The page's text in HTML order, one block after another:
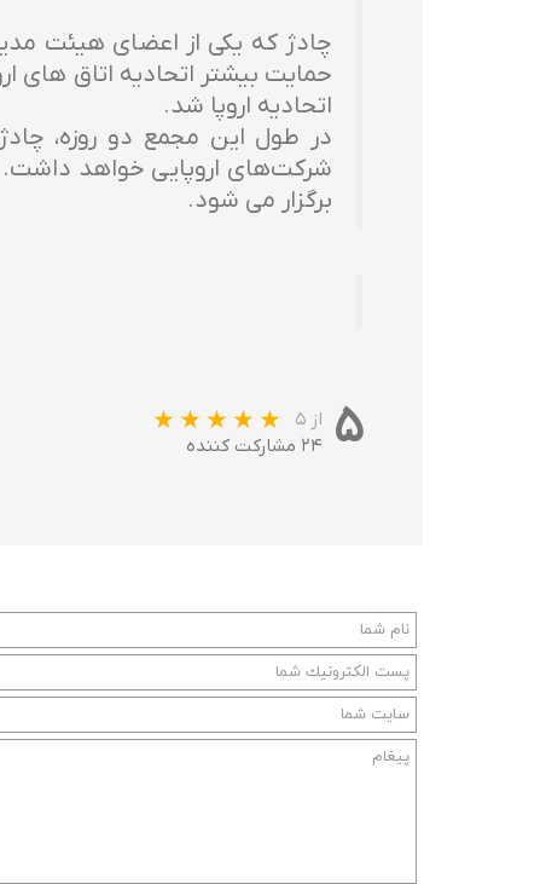
چادژ که یکی از اعضای هیئت
حمایت بیشتر اتحادیه اتاق های
اتحادیه اروپا شد.
در طول این مجمع دو روزه، چادژ
شرکت‌های اروپایی خواهد داشت.
برگزار می شود.
۵ از ۵
۲۴ مشارکت کننده